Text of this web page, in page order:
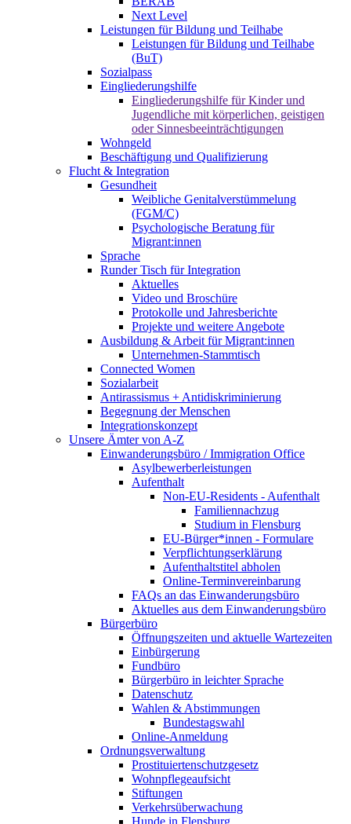
Next Level
Leistungen für Bildung und Teilhabe
Leistungen für Bildung und Teilhabe
(BuT)
Sozialpass
Eingliederungshilfe
Eingliederungshilfe für Kinder und
Jugendliche mit körperlichen, geistigen
oder Sinnesbeeinträchtigungen
Wohngeld
Beschäftigung und Qualifizierung
Flucht & Integration
Gesundheit
Weibliche Genitalverstümmelung
(FGM/C)
Psychologische Beratung für
Migrant:innen
Sprache
Runder Tisch für Integration
Aktuelles
Video und Broschüre
Protokolle und Jahresberichte
Projekte und weitere Angebote
Ausbildung & Arbeit für Migrant:innen
Unternehmen-Stammtisch
Connected Women
Sozialarbeit
Antirassismus + Antidiskriminierung
Begegnung der Menschen
Integrationskonzept
Unsere Ämter von A-Z
Einwanderungsbüro / Immigration Office
Asylbewerberleistungen
Aufenthalt
Non-EU-Residents - Aufenthalt
Familiennachzug
Studium in Flensburg
EU-Bürger*innen - Formulare
Verpflichtungserklärung
Aufenthaltstitel abholen
Online-Terminvereinbarung
FAQs an das Einwanderungsbüro
Aktuelles aus dem Einwanderungsbüro
Bürgerbüro
Öffnungszeiten und aktuelle Wartezeiten
Einbürgerung
Fundbüro
Bürgerbüro in leichter Sprache
Datenschutz
Wahlen & Abstimmungen
Bundestagswahl
Online-Anmeldung
Ordnungsverwaltung
Prostituiertenschutzgesetz
Wohnpflegeaufsicht
Stiftungen
Verkehrsüberwachung
Hunde in Flensburg